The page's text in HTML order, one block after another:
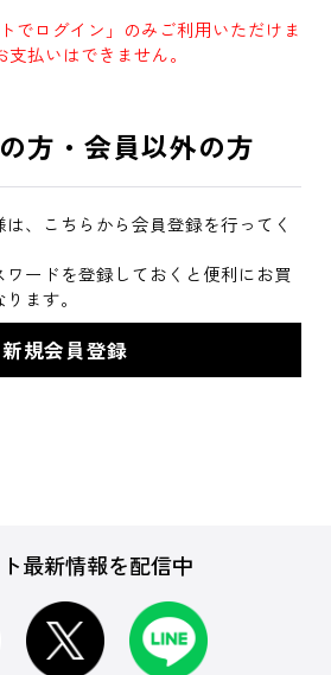
でログイン」のみご利用いただけま
払いはできません。
方・会員以外の方
、こちらから会員登録を行ってく
ードを登録しておくと便利にお買
ます。
最新情報を配信中